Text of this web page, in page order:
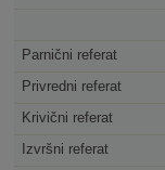
Parnični referat
Privredni referat
Krivični referat
Izvršni referat